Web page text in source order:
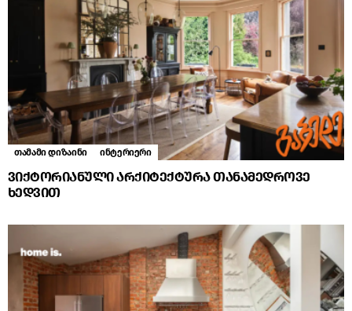
თამამი დიზაინი ინტერიერი
ვიქტორიანული არქიტექტურა თანამედროვე
ხედვით